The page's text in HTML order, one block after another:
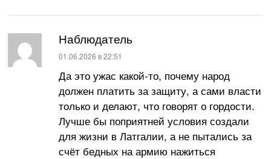
Наблюдатель
:
01.06.2026 в 22:51
Да это ужас какой-то, почему народ
должен платить за защиту, а сами власти
только и делают, что говорят о гордости.
Лучше бы поприятней условия создали
для жизни в Латгалии, а не пытались за
счёт бедных на армию нажиться